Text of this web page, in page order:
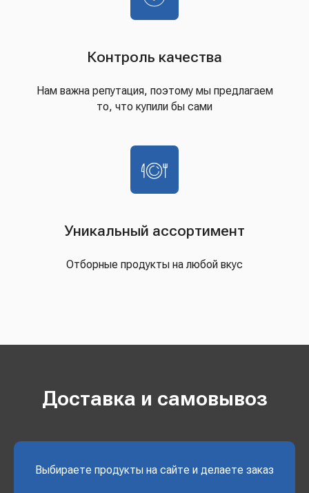
Контроль качества
Нам важна репутация, поэтому мы предлагаем
то, что купили бы сами
Уникальный ассортимент
Отборные продукты на любой вкус
Доставка и самовывоз
Выбираете продукты на сайте и делаете заказ